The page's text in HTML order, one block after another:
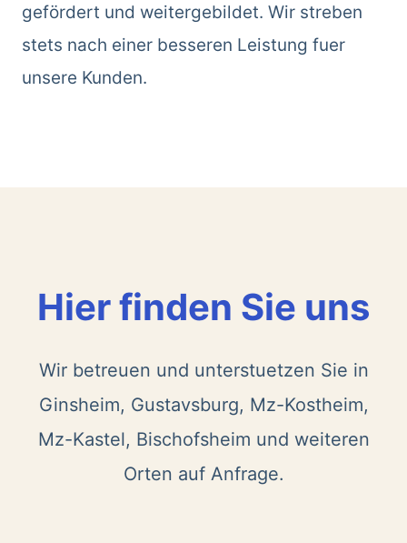
gefördert und weitergebildet. Wir streben
stets nach einer besseren Leistung fuer
unsere Kunden.
Hier finden Sie uns
Wir betreuen und unterstuetzen Sie in
Ginsheim, Gustavsburg, Mz-Kostheim,
Mz-Kastel, Bischofsheim und weiteren
Orten auf Anfrage.